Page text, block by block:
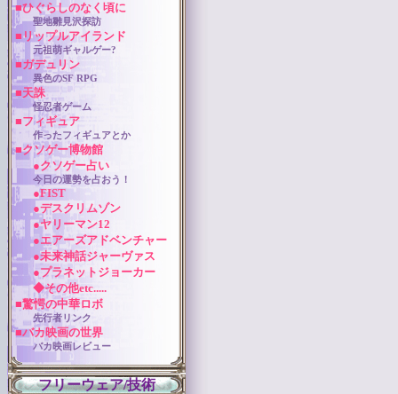
■ひぐらしのなく頃に
聖地雛見沢探訪
■リップルアイランド
元祖萌ギャルゲー?
■ガデュリン
異色のSF RPG
■天誅
怪忍者ゲーム
■フィギュア
作ったフィギュアとか
■クソゲー博物館
●クソゲー占い
今日の運勢を占おう！
●FIST
●デスクリムゾン
●ヤリーマン12
●エアーズアドベンチャー
●未来神話ジャーヴァス
●プラネットジョーカー
◆その他etc.....
■驚愕の中華ロボ
先行者リンク
■バカ映画の世界
バカ映画レビュー
フリーウェア/技術